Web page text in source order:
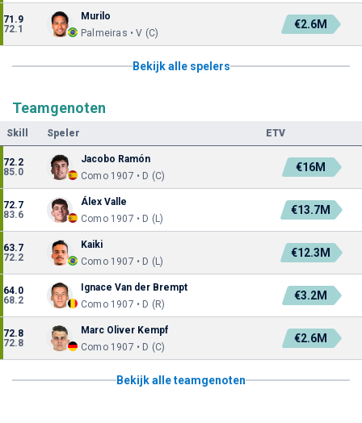
71.9
72.1
Murilo
Palmeiras • V (C)
€2.6M
Bekijk alle spelers
Teamgenoten
Skill Speler ETV
72.2
85.0
Jacobo Ramón
Como 1907 • D (C)
€16M
72.7
83.6
Álex Valle
Como 1907 • D (L)
€13.7M
63.7
72.2
Kaiki
Como 1907 • D (L)
€12.3M
64.0
68.2
Ignace Van der Brempt
Como 1907 • D (R)
€3.2M
72.8
72.8
Marc Oliver Kempf
Como 1907 • D (C)
€2.6M
Bekijk alle teamgenoten